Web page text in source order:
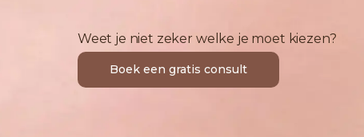
Weet je niet zeker welke je moet kiezen?
Boek een gratis consult